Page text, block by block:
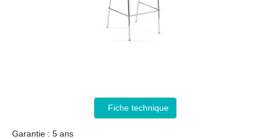
Fiche technique
Garantie : 5 ans